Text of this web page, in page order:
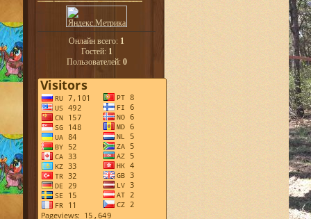
Онлайн всего: 1
Гостей: 1
Пользователей: 0